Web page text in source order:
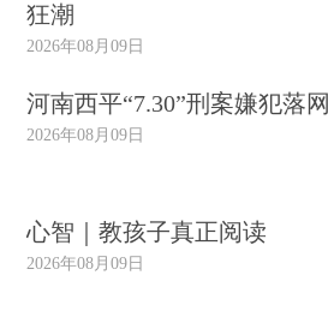
狂潮
2026年08月09日
河南西平“7.30”刑案嫌犯落网
2026年08月09日
心智｜教孩子真正阅读
2026年08月09日